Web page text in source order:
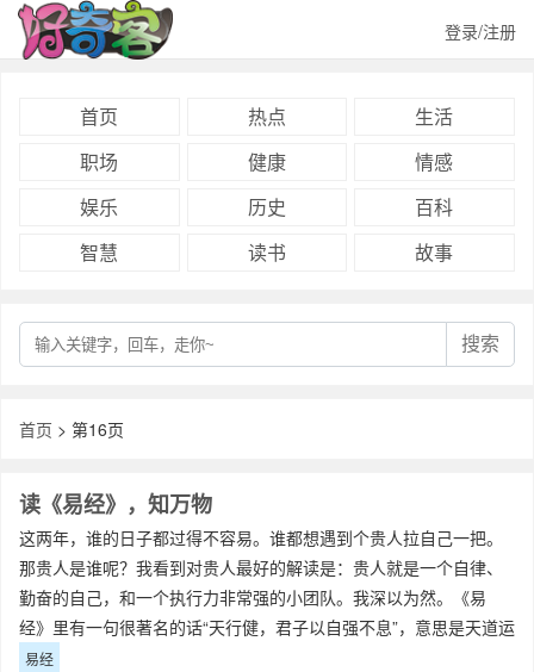
登录/注册
首页 热点
生活
职场
健康
情感
娱乐
历史
百科
智慧
读书 故事
搜索
首页 > 第16页
读《易经》，知万物
这两年，谁的日子都过得不容易。谁都想遇到个贵人拉自己一把。
那贵人是谁呢？我看到对贵人最好的解读是：贵人就是一个自律、
勤奋的自己，和一个执行力非常强的小团队。我深以为然。《易
经》里有一句很著名的话“天行健，君子以自强不息”，意思是天道运
行周而复始，永无止息，谁也不能阻挡，
易经